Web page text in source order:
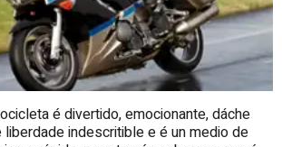
é divertido, emocionante, dáche
liberdade indescritible e é un medio de